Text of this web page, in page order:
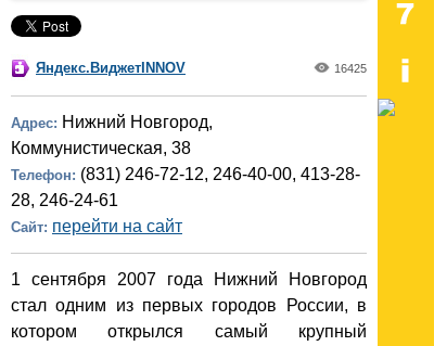
Яндекс.ВиджетINNOV 16425
Адрес: Нижний Новгород,
Коммунистическая, 38
Телефон: (831) 246-72-12, 246-40-00, 413-28-
28, 246-24-61
Сайт: перейти на сайт
1 сентября 2007 года Нижний Новгород
стал одним из первых городов России, в
котором открылся самый крупный